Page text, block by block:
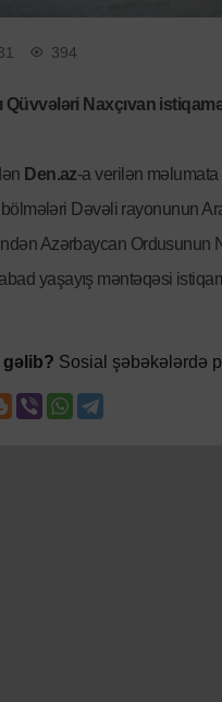
394
Qüvvələri Naxçıvan
Den.az-a verilən
Dəvəli rayonunun
Azərbaycan Ordusunun
yaşayış məntəqəsi
gəlib? Sosial şəbəkələrdə